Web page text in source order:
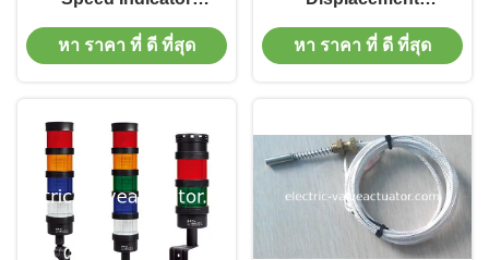
Effective Tower Warning
Lights
หา ราคา ที่ ดี ที่สุด
Monitoring Device
Monitor Shaft Axial
หา ราคา ที่ ดี ที่สุด